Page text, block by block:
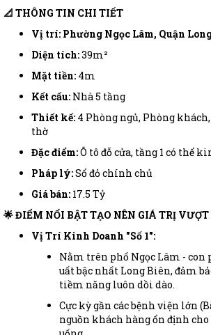
📐 THÔNG TIN CHI TIẾT
Vị trí: Phường Ngọc Lâm, Quận
Diện tích:39m²
Mặt tiền: 4m
Kết cấu: Nhà 5 tầng
Thiết kế: 4 Phòng ngủ, Phòng khách,
thờ
Đặc điểm:Ô tô đỗ cửa, tầng 1 có thể
Pháp lý:Sổ đỏ chính chủ
Giá bán: 17.5 Tỷ
🌟 ĐIỂM NỔI BẬT TẠO NÊN GIÁ TRỊ VƯỢT
Vị Trí Kinh Doanh "Số 1":
Nằm trên phố Ngọc Lâm - con
uất bậc nhất Long Biên, đảm
tiềm năng luôn dồi dào.
Cực kỳ gần các bệnh viện lớn
nguồn khách hàng ổn định